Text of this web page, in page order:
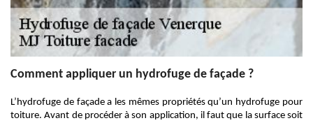
Comment appliquer un hydrofuge de façade ?
L’hydrofuge de façade a les mêmes propriétés qu’un hydrofuge pour
toiture. Avant de procéder à son application, il faut que la surface soit